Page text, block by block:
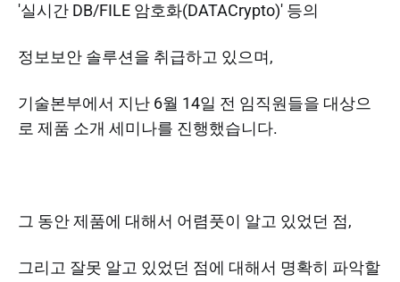
'실시간 DB/FILE 암호화(DATACrypto)' 등의
정보보안 솔루션을 취급하고 있으며,
기술본부에서 지난 6월 14일 전 임직원들을 대상으
로 제품 소개 세미나를 진행했습니다.
그 동안 제품에 대해서 어렴풋이 알고 있었던 점,
그리고 잘못 알고 있었던 점에 대해서 명확히 파악할